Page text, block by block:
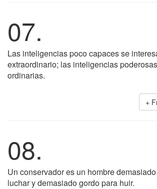
07.
Las inteligencias poco capaces se
extraordinario; las inteligencias
ordinarias.
+
08.
Un conservador es un hombre
luchar y demasiado gordo para huir.